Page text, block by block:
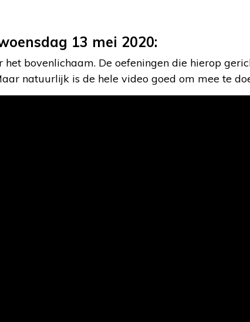
13 mei 2020:
het bovenlichaam. De oefeningen die hierop
natuurlijk is de hele video goed om mee te